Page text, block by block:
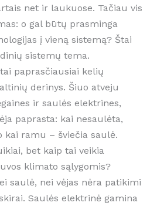
net ir laukuose. Tačiau vis
o gal būtų prasminga
į vieną sistemą? Štai
sistemų tema.
paprasčiausiai kelių
derinys. Šiuo atveju
ir saulės elektrines,
paprasta: kai nesaulėta,
kai ramu – šviečia saulė.
bet kaip tai veikia
klimato sąlygomis?
saulė, nei vėjas nėra patikimi
Saulės elektrinė gamina